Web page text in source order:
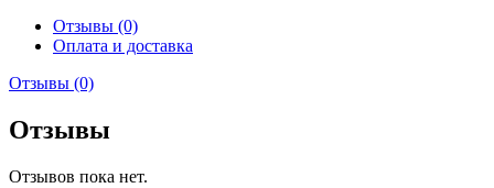
Отзывы (0)
Оплата и доставка
Отзывы (0)
Отзывы
Отзывов пока нет.